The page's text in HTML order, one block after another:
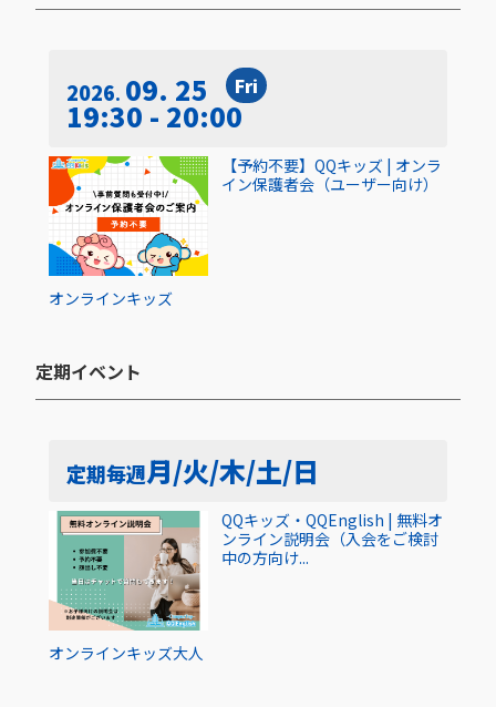
2026 09. 25 Fri
19:30 - 20:00
オンラインキッズ
【予約不要】QQキッズ | オンラ
イン保護者会（ユーザー向け）
定期イベント​
定期毎週月/火/木/土/日
オンラインキッズ大人
QQキッズ・QQEnglish | 無料オ
ンライン説明会（入会をご検討
中の方向け...